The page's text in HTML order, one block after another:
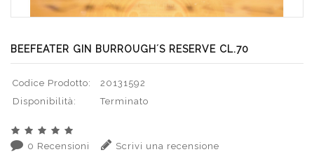
BEEFEATER GIN BURROUGH´S RESERVE CL.70
Codice Prodotto:
20131592
Disponibilità:
Terminato
0 Recensioni Scrivi una recensione